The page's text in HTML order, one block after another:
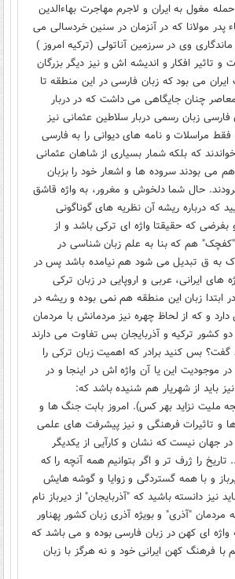
حمله مغول به ایران و لاجرم مهاجرت بهاءالدین
پدر مولانا که در آنزمان در سنین خردسالی می
وی در سرزمین آناتولی (ترکیه امروز )
و تاثیر افکار و اندیشه اش و نیز دیگر بزرگان
می بود که زبان فارسی در این منطقه تا
چنان جایگاهی می داشت که در دربار
فارسی زبان رسمی دربار سلاطین عثمانی نیز
مراسلات و نامه های دیوانی را به فارسی
که بلکه شمار بسیاری از شاهان عثمانی
می بودند سروده ها و اشعار خود را بزبان
حال شما دلخوش و مغرور، به واژه قاشق
که درباره ریشه آن نظریه های گوناگونی
که حقیقتا واژه ای ترکی باشد و از
هم که بنا به علم زبان شناسی در
به ق تبدیل می شود هم نیامده باشد پس در
های ایرانی، عربی و اروپایی در زبان ترکی
ابتدا زبان این منطقه هم نمی بوده و ریشه در
و که از لحاظ چهره نیز مردمانش با مردمان
کشور ترکیه و آذربایجان بس تفاوت می دارند
گفت؟ بس کنید برادر که اهمیت زبان ترکی را
در موجودیت این یا آن واژه اش در اینجا و در
نیز باید از شهریار هم شنیده باشد که:
ملیت نزاید بهر کس). امروز بابت جنگ ها و
و تاثیرات فرهنگی و نیز پیشرفت های علمی
جهان نیست که نشان و کارآیی از یکدیگر
تاریخ را ژرف تر و اگر بتوانیم همه آنچه را که
و با همه گستردگی و زوایا و گوشه هایش
نیز دانسته باشید که "آذربایجان" از دیرباز نام
"آذری" و بویژه آذری زبان کشور پهناور
واژه ای کهن در زبان فارسی بوده و می باشد که
با فرهنگ کهن ایرانی خود و نه هرگز با زبان